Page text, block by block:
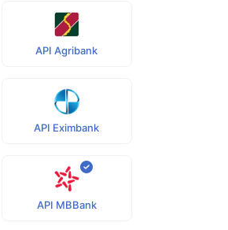
API Agribank
API Eximbank
API MBBank